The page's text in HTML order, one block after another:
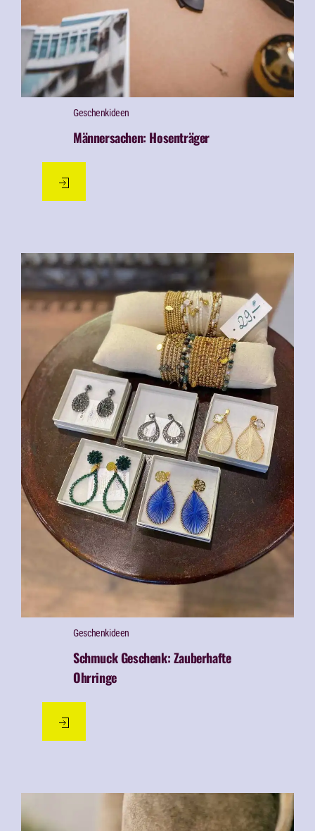
Geschenk­ideen
Männersachen: Hosenträger
Geschenk­ideen
Schmuck Geschenk: Zauberhafte
Ohrringe